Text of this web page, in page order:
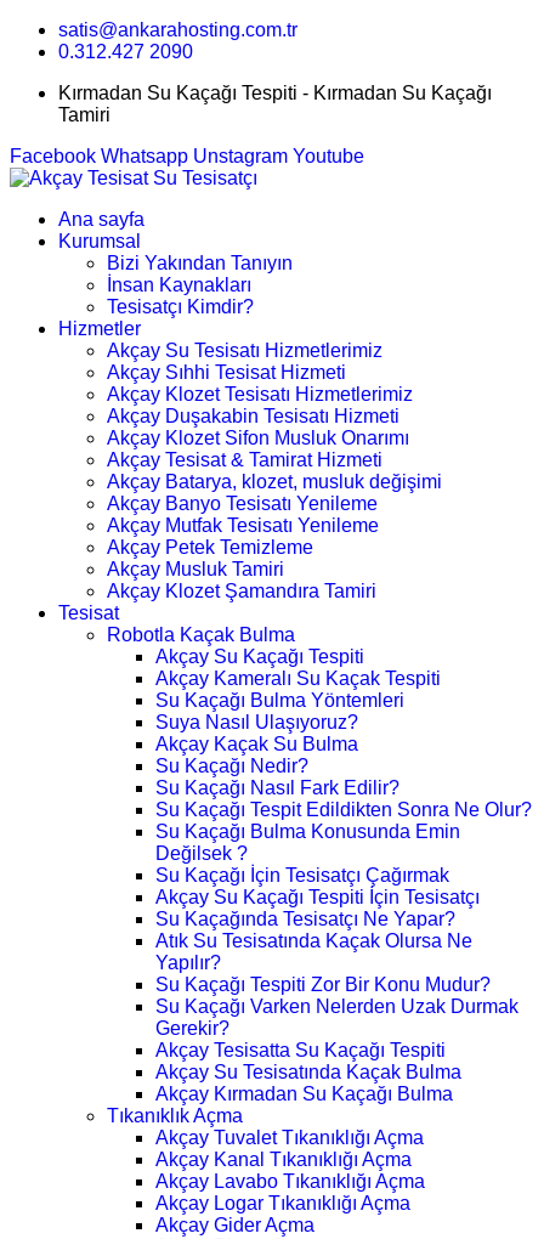
satis@ankarahosting.com.tr
0.312.427 2090
Kırmadan Su Kaçağı Tespiti - Kırmadan Su Kaçağı
Tamiri
Facebook Whatsapp Unstagram Youtube
Ana sayfa
Kurumsal
Bizi Yakından Tanıyın
İnsan Kaynakları
Tesisatçı Kimdir?
Hizmetler
Akçay Su Tesisatı Hizmetlerimiz
Akçay Sıhhi Tesisat Hizmeti
Akçay Klozet Tesisatı Hizmetlerimiz
Akçay Duşakabin Tesisatı Hizmeti
Akçay Klozet Sifon Musluk Onarımı
Akçay Tesisat & Tamirat Hizmeti
Akçay Batarya, klozet, musluk değişimi
Akçay Banyo Tesisatı Yenileme
Akçay Mutfak Tesisatı Yenileme
Akçay Petek Temizleme
Akçay Musluk Tamiri
Akçay Klozet Şamandıra Tamiri
Tesisat
Robotla Kaçak Bulma
Akçay Su Kaçağı Tespiti
Akçay Kameralı Su Kaçak Tespiti
Su Kaçağı Bulma Yöntemleri
Suya Nasıl Ulaşıyoruz?
Akçay Kaçak Su Bulma
Su Kaçağı Nedir?
Su Kaçağı Nasıl Fark Edilir?
Su Kaçağı Tespit Edildikten Sonra Ne Olur?
Su Kaçağı Bulma Konusunda Emin
Değilsek ?
Su Kaçağı İçin Tesisatçı Çağırmak
Akçay Su Kaçağı Tespiti İçin Tesisatçı
Su Kaçağında Tesisatçı Ne Yapar?
Atık Su Tesisatında Kaçak Olursa Ne
Yapılır?
Su Kaçağı Tespiti Zor Bir Konu Mudur?
Su Kaçağı Varken Nelerden Uzak Durmak
Gerekir?
Akçay Tesisatta Su Kaçağı Tespiti
Akçay Su Tesisatında Kaçak Bulma
Akçay Kırmadan Su Kaçağı Bulma
Tıkanıklık Açma
Akçay Tuvalet Tıkanıklığı Açma
Akçay Kanal Tıkanıklığı Açma
Akçay Lavabo Tıkanıklığı Açma
Akçay Logar Tıkanıklığı Açma
Akçay Gider Açma